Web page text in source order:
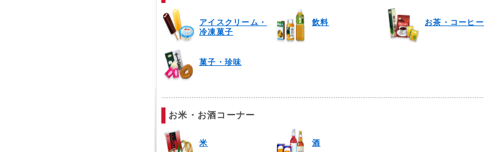
アイスクリーム・
冷凍菓子
飲料 お茶・コーヒー
菓子・珍味
お米・お酒コーナー
米 酒